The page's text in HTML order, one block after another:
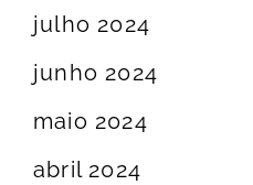
julho 2024
junho 2024
maio 2024
abril 2024